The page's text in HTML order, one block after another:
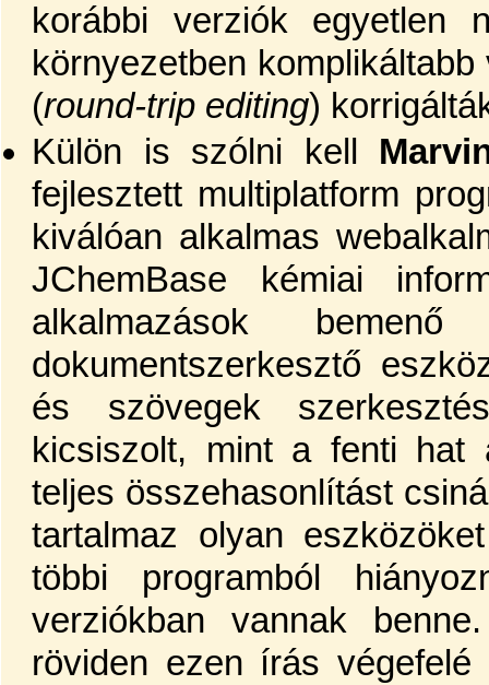
korábbi verziók egyetlen
környezetben
(round-trip editing)
Külön is szólni kell
fejlesztett multiplatform
kiválóan alkalmas
JChemBase kémiai
alkalmazások
dokumentszerkesztő
és szövegek
kicsiszolt, mint a fenti hat
teljes összehasonlítást
tartalmaz olyan
többi programból
verziókban vannak
röviden ezen írás